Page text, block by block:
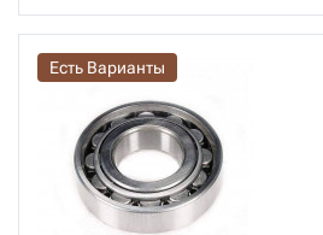
Есть Варианты